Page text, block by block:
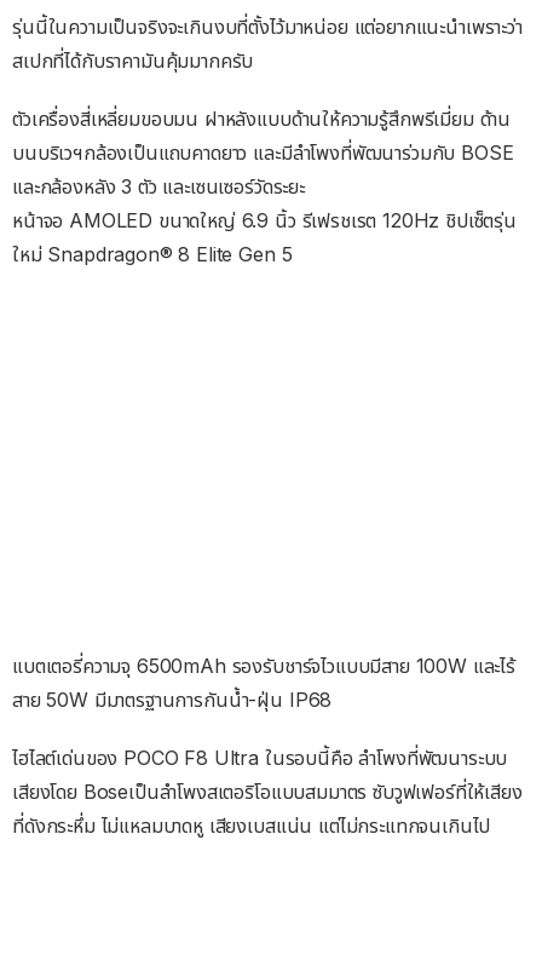
รุ่นนี้ในความเป็นจริงจะเกินงบที่ตั้งไว้มาหน่อย แต่อยากแนะนำเพราะว่า
สเปกที่ได้กับราคามันคุ้มมากครับ
ตัวเครื่องสี่เหลี่ยมขอบมน ฝาหลังแบบด้านให้ความรู้สึกพรีเมี่ยม ด้าน
บนบริเวฯกล้องเป็นแถบคาดยาว และมีลำโพงที่พัฒนาร่วมกับ BOSE
และกล้องหลัง 3 ตัว และเซนเซอร์วัดระยะ
หน้าจอ AMOLED ขนาดใหญ่ 6.9 นิ้ว รีเฟรชเรต 120Hz ชิปเซ็ตรุ่น
ใหม่ Snapdragon® 8 Elite Gen 5
แบตเตอรี่ความจุ 6500mAh รองรับชาร์จไวแบบมีสาย 100W และไร้
สาย 50W มีมาตรฐานการกันน้ำ-ฝุ่น IP68
ไฮไลต์เด่นของ POCO F8 Ultra ในรอบนี้คือ ลำโพงที่พัฒนาระบบ
เสียงโดย Boseเป็นลําโพงสเตอริโอแบบสมมาตร ซับวูฟเฟอร์ที่ให้เสียง
ที่ดังกระหึ่ม ไม่แหลมบาดหู เสียงเบสแน่น แต่ไม่กระแทกจนเกินไป